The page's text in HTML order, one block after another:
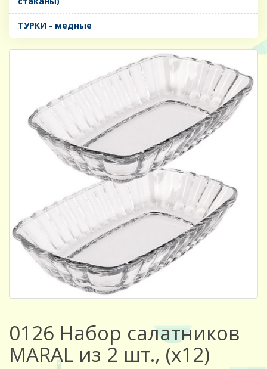
ТУРКИ - медные
0126 Набор салатников
MARAL из 2 шт., (х12)